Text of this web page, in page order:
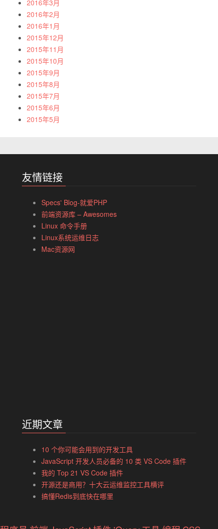
2016年3月
2016年2月
2016年1月
2015年12月
2015年11月
2015年10月
2015年9月
2015年8月
2015年7月
2015年6月
2015年5月
友情链接
Specs' Blog-就爱PHP
前端资源库 – Awesomes
Linux 命令手册
Linux系统运维日志
Mac资源网
近期文章
10 个你可能会用到的开发工具
JavaScript 开发人员必备的 10 类 VS Code 插件
我的 Top 21 VS Code 插件
开源还是商用？十大云运维监控工具横评
搞懂Redis到底快在哪里